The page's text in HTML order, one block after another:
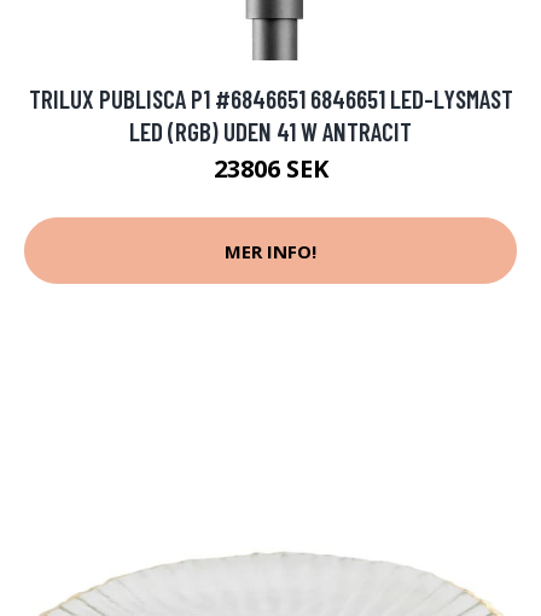
TRILUX PUBLISCA P1 #6846651 6846651 LED-LYSMAST
LED (RGB) UDEN 41 W ANTRACIT
23806 SEK
MER INFO!